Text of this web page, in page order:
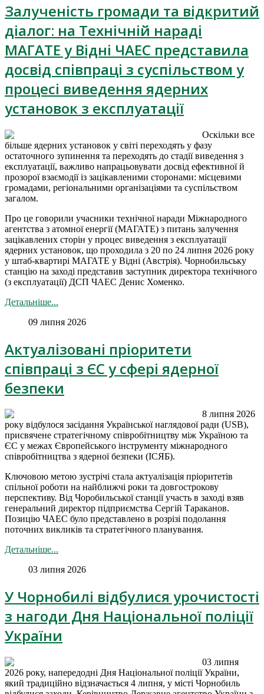
Залученість громади та відкритий
діалог: на Технічній нараді
МАГАТЕ у Відні ЧАЕС представила
досвід співпраці з суспільством у
процесі виведення ядерних
установок з експлуатації
Оскільки все
більше ядерних установок у світі переходять у фазу
остаточного зупинення та переходять до стадії виведення з
експлуатації, важливо напрацьовувати досвід ефективної й
прозорої взаємодії із зацікавленими сторонами: місцевими
громадами, регіональними організаціями та суспільством
загалом.
Про це говорили учасники технічної наради Міжнародного
агентства з атомної енергії (МАГАТЕ) з питань залучення
зацікавлених сторін у процес виведення з експлуатації
ядерних установок, що проходила з 20 по 24 липня 2026 року
у штаб-квартирі МАГАТЕ у Відні (Австрія). Чорнобильську
станцію на заході представив заступник директора технічного
(з експлуатації) ДСП ЧАЕС Денис Хоменко.
Детальніше...
09 липня 2026
Актуалізовані пріоритети
співпраці з ЄС у сфері ядерної
безпеки
8 липня 2026
року відбулося засідання Української наглядової ради (USB),
присвячене стратегічному співробітництву між Україною та
ЄС у межах Європейського інструменту міжнародного
співробітництва з ядерної безпеки (ІСЯБ).
Ключовою метою зустрічі стала актуалізація пріоритетів
спільної роботи на найближчі роки та довгострокову
перспективу. Від Чоробильської станції участь в заході взяв
генеральний директор підприємства Сергій Тараканов.
Позицію ЧАЕС було представлено в розрізі подолання
поточних викликів та стратегічного планування.
Детальніше...
03 липня 2026
У Чорнобилі відбулися урочистості
з нагоди Дня Національної поліції
України
03 липня
2026 року, напередодні Дня Національної поліції України,
який традиційно відзначається 4 липня, у місті Чорнобиль